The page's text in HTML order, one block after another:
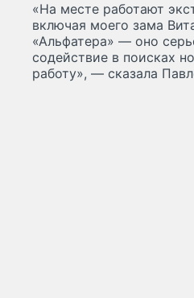
«На месте работают
включая моего зама
«Альфатера» — оно
содействие в поисках
работу», — сказала